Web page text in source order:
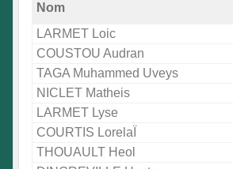
Nom
LARMET Loic
COUSTOU Audran
TAGA Muhammed Uveys
NICLET Matheis
LARMET Lyse
COURTIS LorelaÏ
THOUAULT Heol